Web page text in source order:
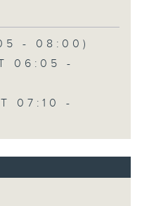
- 08:00)
06:05 -
07:10 -